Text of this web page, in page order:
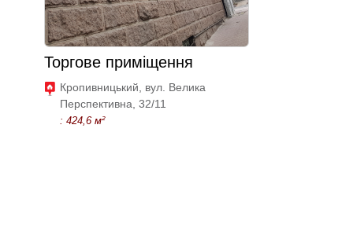
Торгове приміщення
Кропивницький, вул. Велика
Перспективна, 32/11
: 424,6 м²